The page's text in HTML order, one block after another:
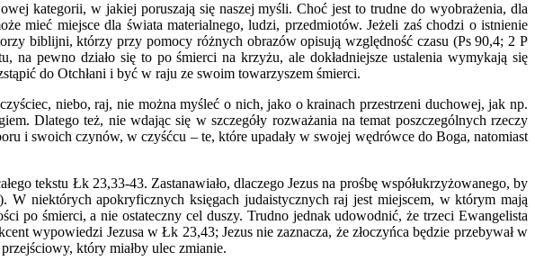
kategorii, w jakiej poruszają się naszej myśli. Choć jest to trudne do wyobrażenia, dla
mieć miejsce dla świata materialnego, ludzi, przedmiotów. Jeżeli zaś chodzi o istnienie
biblijni, którzy przy pomocy różnych obrazów opisują względność czasu (Ps 90,4; 2 P
na pewno działo się to po śmierci na krzyżu, ale dokładniejsze ustalenia wymykają się
do Otchłani i być w raju ze swoim towarzyszem śmierci.
niebo, raj, nie można myśleć o nich, jako o krainach przestrzeni duchowej, jak np.
Dlatego też, nie wdając się w szczegóły rozważania na temat poszczególnych rzeczy
i swoich czynów, w czyśćcu – te, które upadały w swojej wędrówce do Boga, natomiast
tekstu Łk 23,33-43. Zastanawiało, dlaczego Jezus na prośbę współukrzyżowanego, by
niektórych apokryficznych księgach judaistycznych raj jest miejscem, w którym mają
po śmierci, a nie ostateczny cel duszy. Trudno jednak udowodnić, że trzeci Ewangelista
wypowiedzi Jezusa w Łk 23,43; Jezus nie zaznacza, że złoczyńca będzie przebywał w
który miałby ulec zmianie.